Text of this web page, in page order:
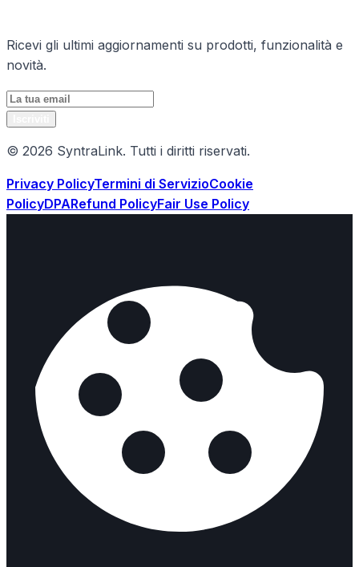
Ricevi gli ultimi aggiornamenti su prodotti, funzionalità e
novità.
© 2026 SyntraLink. Tutti i diritti riservati.
Privacy PolicyTermini di ServizioCookie
PolicyDPARefund PolicyFair Use Policy